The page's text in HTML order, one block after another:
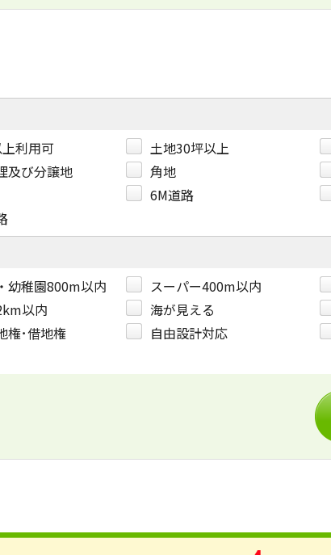
利用可
土地30坪以上
及び分譲地
角地
6M道路
幼稚園800m以内
スーパー400m以内
以内
海が見える
権･借地権
自由設計対応